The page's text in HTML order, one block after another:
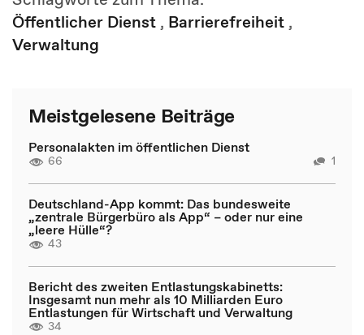
Öffentlicher Dienst , Barrierefreiheit ,
Verwaltung
Meistgelesene Beiträge
Personalakten im öffentlichen Dienst
66 1
Deutschland-App kommt: Das bundesweite
„zentrale Bürgerbüro als App“ – oder nur eine
„leere Hülle“?
43
Bericht des zweiten Entlastungskabinetts:
Insgesamt nun mehr als 10 Milliarden Euro
Entlastungen für Wirtschaft und Verwaltung
34